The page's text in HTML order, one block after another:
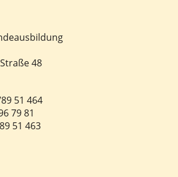
48
51 464
79 81
51 463